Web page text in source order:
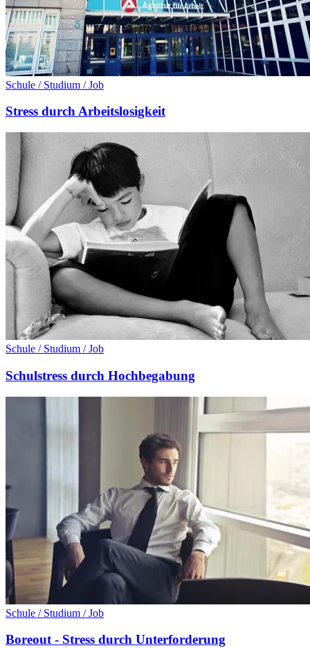
Schule / Studium / Job
Stress durch Arbeitslosigkeit
Schule / Studium / Job
Schulstress durch Hochbegabung
Schule / Studium / Job
Boreout - Stress durch Unterforderung